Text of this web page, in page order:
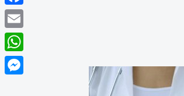
Facebook
Email
WhatsApp